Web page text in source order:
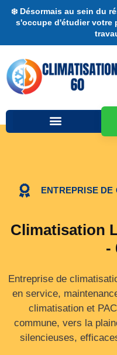
❄️ Désormais au sein du
s'occupe d'étudier votre
ENTREPRISE DE
Climatisation
-
Entreprise de
en service,
climatisation et
commune, vers la
silencieuses,